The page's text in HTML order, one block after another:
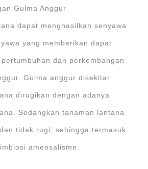
Gulma Anggur
dapat menghasilkan senyawa
yang memberikan dapat
dan perkembangan
Gulma anggur disekitar
dirugikan dengan adanya
Sedangkan tanaman lantana
tidak rugi, sehingga termasuk
amensalisme.